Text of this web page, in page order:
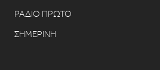
ΡΑΔΙΟ ΠΡΩΤΟ
ΣΗΜΕΡΙΝΗ